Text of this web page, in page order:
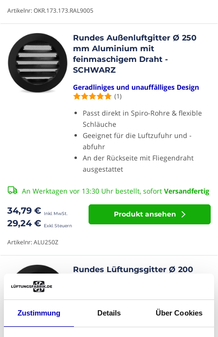
Zustimmung Details Über Cookies
Artikelnr: OKR.173.173.RAL9005
Rundes Außenluftgitter Ø 250
mm Aluminium mit
feinmaschigem Draht -
SCHWARZ
Geradliniges und unauffälliges Design
(1)
Passt direkt in Spiro-Rohre & flexible
Schläuche
Geeignet für die Luftzufuhr und -
abfuhr
An der Rückseite mit Fliegendraht
ausgestattet
34,79 €
29,24 €
An Werktagen vor 13:30 Uhr bestellt, sofort Versandfertig
Produkt ansehen
Artikelnr: ALU250Z
Rundes Lüftungsgitter Ø 200
SCHWARZ
Geradliniges und unauffälliges Design
Passt direkt in Spiro-Rohre & flexible